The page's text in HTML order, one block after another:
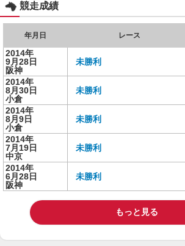
競走成績
年月日 レース
2014年
9月28日
阪神
未勝利
2014年
8月30日
小倉
未勝利
2014年
8月9日
小倉
未勝利
2014年
7月19日
中京
未勝利
2014年
6月28日
阪神
未勝利
もっと見る